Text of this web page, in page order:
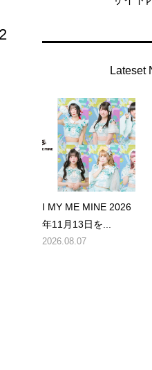
Lateset
I MY ME MINE 2026
年11月13日を...
2026.08.07